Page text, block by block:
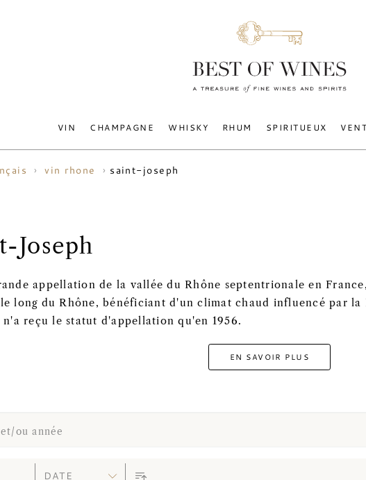
VIN CHAMPAGNE WHISKY RHUM SPIRITUEUX
vin rhone saint-joseph
Joseph
appellation de la vallée du Rhône septentrionale en
long du Rhône, bénéficiant d'un climat chaud influencé par
n'a reçu le statut d'appellation qu'en 1956.
EN SAVOIR PLUS